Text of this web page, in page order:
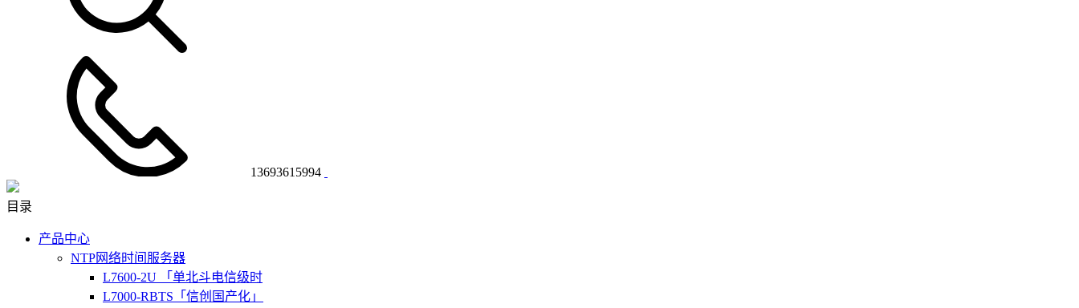
13693615994
目录
产品中心
NTP网络时间服务器
L7600-2U 「单北斗电信级时
L7000-RBTS「信创国产化」